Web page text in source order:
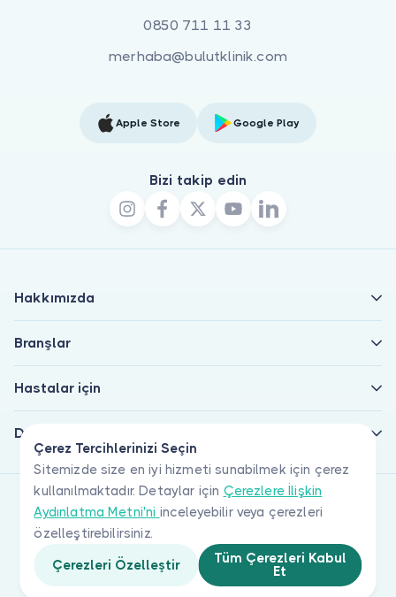
Çerez Tercihlerinizi Seçin
Sitemizde size en iyi hizmeti sunabilmek için çerez
kullanılmaktadır. Detaylar için Çerezlere İlişkin
Aydınlatma Metni'ni inceleyebilir veya çerezleri
özelleştirebilirsiniz.
Çerezleri Özelleştir
Tüm Çerezleri Kabul
Et
0850 711 11 33
merhaba@bulutklinik.com
Apple Store Google Play
Bizi takip edin
Hakkımızda
Branşlar
Hastalar için
Doktorlar için